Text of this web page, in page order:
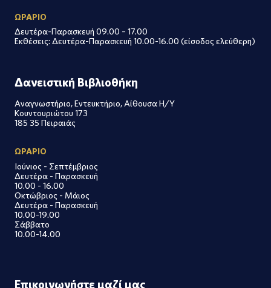
ΩΡΑΡΙΟ
Δευτέρα-Παρασκευή 09.00 – 17.00
Εκθέσεις: Δευτέρα-Παρασκευή 10.00-16.00 (είσοδος ελεύθερη)
Δανειστική Βιβλιοθήκη
Αναγνωστήριο, Εντευκτήριο, Αίθουσα Η/Υ
Κουντουριώτου 173
185 35 Πειραιάς
ΩΡΑΡΙΟ
Ιούνιος - Σεπτέμβριος
Δευτέρα - Παρασκευή
10.00 - 16.00
Οκτώβριος - Μάιος
Δευτέρα - Παρασκευή
10.00-19.00
Σάββατο
10.00-14.00
Επικοινωνήστε μαζί μας